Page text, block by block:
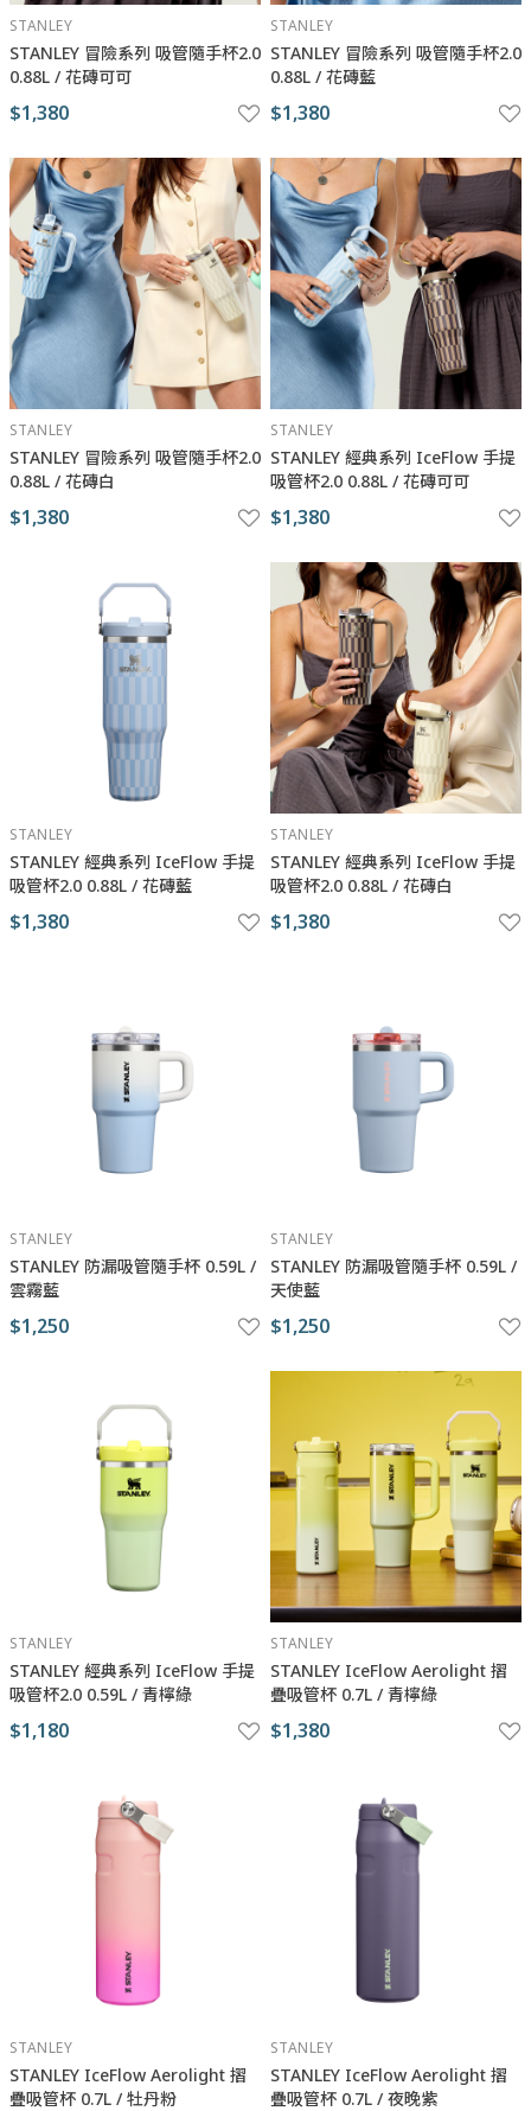
STANLEY
STANLEY 冒險系列 吸管隨手杯2.0
0.88L / 花磚可可
$1,380
STANLEY
STANLEY 冒險系列 吸管隨手杯2.0
0.88L / 花磚藍
$1,380
STANLEY
STANLEY 冒險系列 吸管隨手杯2.0
0.88L / 花磚白
$1,380
STANLEY
STANLEY 經典系列 IceFlow 手提
吸管杯2.0 0.88L / 花磚可可
$1,380
STANLEY
STANLEY 經典系列 IceFlow 手提
吸管杯2.0 0.88L / 花磚藍
$1,380
STANLEY
STANLEY 經典系列 IceFlow 手提
吸管杯2.0 0.88L / 花磚白
$1,380
STANLEY
STANLEY 防漏吸管隨手杯 0.59L /
雲霧藍
$1,250
STANLEY
STANLEY 防漏吸管隨手杯 0.59L /
天使藍
$1,250
STANLEY
STANLEY 經典系列 IceFlow 手提
吸管杯2.0 0.59L / 青檸綠
$1,180
STANLEY
STANLEY IceFlow Aerolight 摺
疊吸管杯 0.7L / 青檸綠
$1,380
STANLEY
STANLEY IceFlow Aerolight 摺
疊吸管杯 0.7L / 牡丹粉
STANLEY
STANLEY IceFlow Aerolight 摺
疊吸管杯 0.7L / 夜晚紫